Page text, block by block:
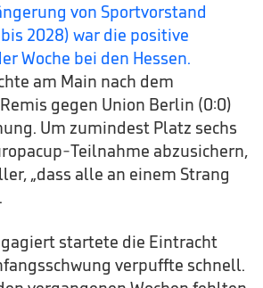
von Sportvorstand
2028) war die positive
Woche bei den Hessen.
am Main nach dem
gegen Union Berlin (0:0)
Um zumindest Platz sechs
Teilnahme abzusichern,
„dass alle an einem Strang
startete die Eintracht
verpuffte schnell.